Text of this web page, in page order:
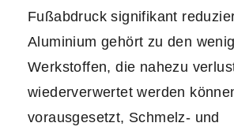
Fußabdruck signifikant
Aluminium gehört zu den
Werkstoffen, die nahezu
wiederverwertet werden
vorausgesetzt, Schmelz- und